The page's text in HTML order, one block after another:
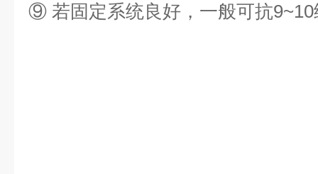
⑨ 若固定系统良好，一般可抗